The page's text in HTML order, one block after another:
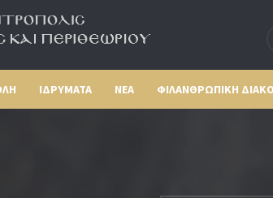
ΙΔΡΥΜΑΤΑ ΝΕΑ ΦΙΛΑΝΘΡΩΠΙΚΗ